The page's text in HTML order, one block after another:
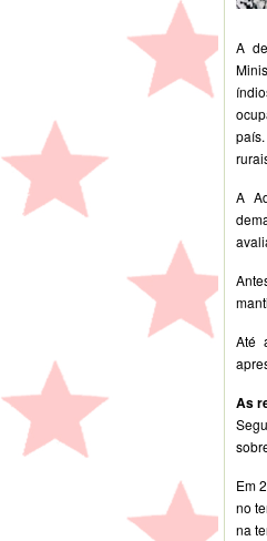
A
A
Até
As
Em
no
na